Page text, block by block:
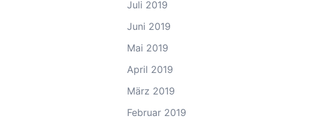
Juli 2019
Juni 2019
Mai 2019
April 2019
März 2019
Februar 2019